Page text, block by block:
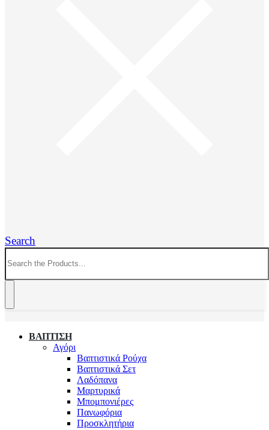
Search
ΒΑΠΤΙΣΗ
Αγόρι
Βαπτιστικά Ρούχα
Βαπτιστικά Σετ
Λαδόπανα
Μαρτυρικά
Μπομπονιέρες
Πανωφόρια
Προσκλητήρια